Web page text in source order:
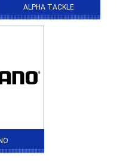
ALPHA TACKLE